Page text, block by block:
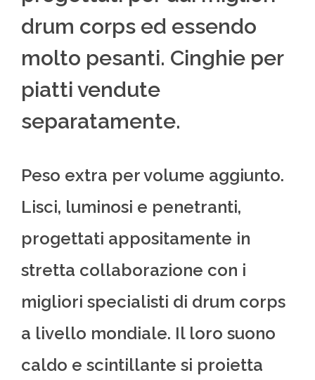
drum corps ed essendo
molto pesanti. Cinghie per
piatti vendute
separatamente.
Peso extra per volume aggiunto.
Lisci, luminosi e penetranti,
progettati appositamente in
stretta collaborazione con i
migliori specialisti di drum corps
a livello mondiale. Il loro suono
caldo e scintillante si proietta